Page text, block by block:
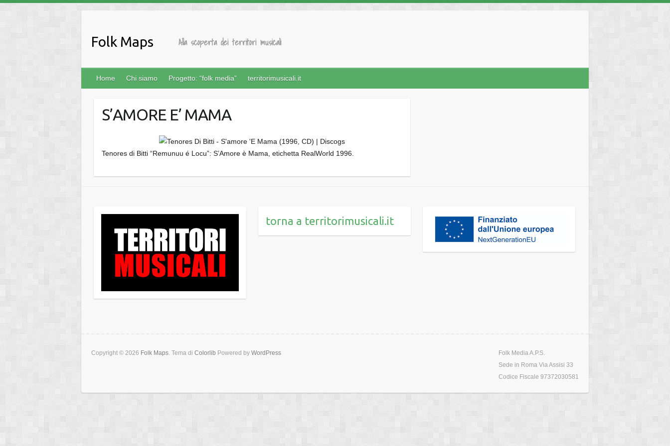
contenuto
Folk Maps Alla scoperta dei territori musicali
Home Chi siamo Progetto: “folk media” territorimusicali.it
S’AMORE E’ MAMA
Tenores di Bitti “Remunuu é Locu”: S’Amore è Mama, etichetta RealWorld 1996.
torna a territorimusicali.it
Copyright © 2026 Folk Maps. Tema di Colorlib Powered by WordPress
Folk Media A.P.S.
Sede in Roma Via Assisi 33
Codice Fiscale 97372030581